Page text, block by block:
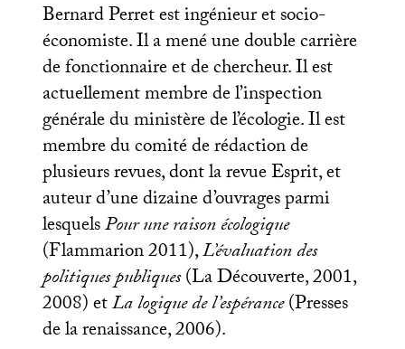
Bernard Perret est ingénieur et socio-
économiste. Il a mené une double carrière
de fonctionnaire et de chercheur. Il est
actuellement membre de l’inspection
générale du ministère de l’écologie. Il est
membre du comité de rédaction de
plusieurs revues, dont la revue Esprit, et
auteur d’une dizaine d’ouvrages parmi
lesquelsPour une raison écologique
(Flammarion 2011),L’évaluation des
politiques publiques(La Découverte, 2001,
2008) etLa logique de l’espérance(Presses
de la renaissance, 2006).